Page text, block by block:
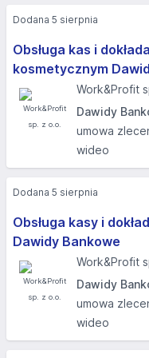
Obsługa kas i
kosmetycznym
Work&Profit
Dawidy
umowa
wideo
Dodana 5 sierpnia
Obsługa kasy i
Dawidy Bankowe
Work&Profit
Dawidy
umowa
wideo
Dodana 5 sierpnia